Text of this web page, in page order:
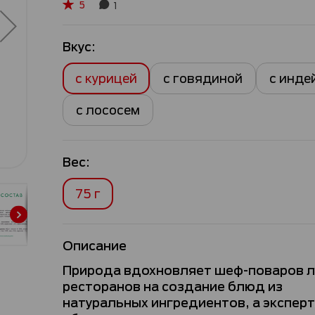
Рейтинг:
5 1
Вкус:
с курицей
с говядиной
с
с лососем
Вес:
75 г
Описание
Природа вдохновляет шеф-поваров
ресторанов на создание блюд из
натуральных ингредиентов, а